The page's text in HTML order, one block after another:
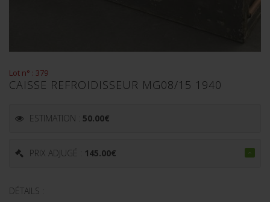
Lot n° : 379
CAISSE REFROIDISSEUR MG08/15 1940
ESTIMATION : 50.00€
PRIX ADJUGÉ : 145.00€
DÉTAILS :